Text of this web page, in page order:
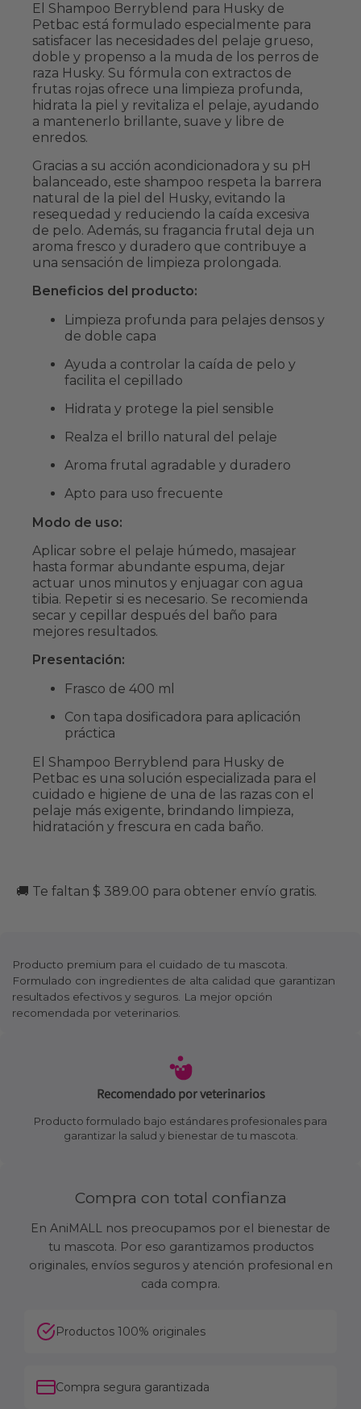
El Shampoo Berryblend para Husky de
Petbac está formulado especialmente para
satisfacer las necesidades del pelaje grueso,
doble y propenso a la muda de los perros de
raza Husky. Su fórmula con extractos de
frutas rojas ofrece una limpieza profunda,
hidrata la piel y revitaliza el pelaje, ayudando
a mantenerlo brillante, suave y libre de
enredos.
Gracias a su acción acondicionadora y su pH
balanceado, este shampoo respeta la barrera
natural de la piel del Husky, evitando la
resequedad y reduciendo la caída excesiva
de pelo. Además, su fragancia frutal deja un
aroma fresco y duradero que contribuye a
una sensación de limpieza prolongada.
Beneficios del producto:
Limpieza profunda para pelajes densos y
de doble capa
Ayuda a controlar la caída de pelo y
facilita el cepillado
Hidrata y protege la piel sensible
Realza el brillo natural del pelaje
Aroma frutal agradable y duradero
Apto para uso frecuente
Modo de uso:
Aplicar sobre el pelaje húmedo, masajear
hasta formar abundante espuma, dejar
actuar unos minutos y enjuagar con agua
tibia. Repetir si es necesario. Se recomienda
secar y cepillar después del baño para
mejores resultados.
Presentación:
Frasco de 400 ml
Con tapa dosificadora para aplicación
práctica
El Shampoo Berryblend para Husky de
Petbac es una solución especializada para el
cuidado e higiene de una de las razas con el
pelaje más exigente, brindando limpieza,
hidratación y frescura en cada baño.
🚚 Te faltan $ 389.00 para obtener envío gratis.
Producto premium para el cuidado de tu mascota.
Formulado con ingredientes de alta calidad que garantizan
resultados efectivos y seguros. La mejor opción
recomendada por veterinarios.
Recomendado por veterinarios
Producto formulado bajo estándares profesionales para
garantizar la salud y bienestar de tu mascota.
Compra con total confianza
En AniMALL nos preocupamos por el bienestar de
tu mascota. Por eso garantizamos productos
originales, envíos seguros y atención profesional en
cada compra.
Productos 100% originales
Compra segura garantizada